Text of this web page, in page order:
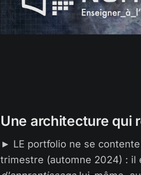
Une architecture qui
► LE portfolio ne se
trimestre (automne 2024) : il